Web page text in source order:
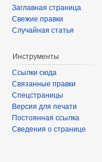
Заглавная страница
Свежие правки
Случайная статья
Инструменты
Ссылки сюда
Связанные правки
Спецстраницы
Версия для печати
Постоянная ссылка
Сведения о странице